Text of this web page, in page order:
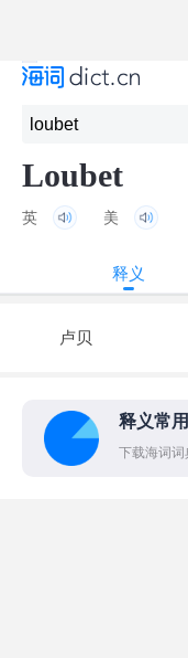
Loubet
英 美
释义
卢贝
释义常
下载海词词